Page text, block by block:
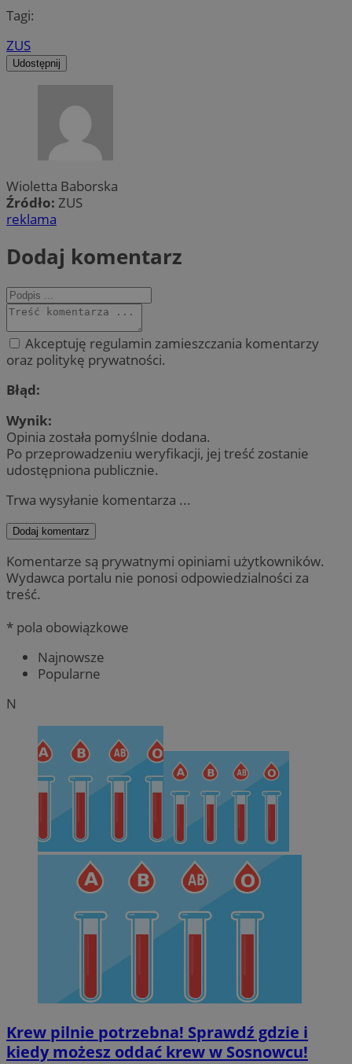
Tagi:
ZUS
Udostępnij
Wioletta Baborska
Źródło: ZUS
reklama
Dodaj komentarz
Akceptuję regulamin zamieszczania komentarzy
oraz politykę prywatności.
Błąd:
Wynik:
Opinia została pomyślnie dodana.
Po przeprowadzeniu weryfikacji, jej treść zostanie
udostępniona publicznie.
Trwa wysyłanie komentarza ...
Dodaj komentarz
Komentarze są prywatnymi opiniami użytkowników.
Wydawca portalu nie ponosi odpowiedzialności za
treść.
* pola obowiązkowe
Najnowsze
Popularne
N
Krew pilnie potrzebna! Sprawdź gdzie i
kiedy możesz oddać krew w Sosnowcu!